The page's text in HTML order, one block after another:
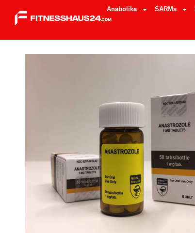
Anabolika SARMs